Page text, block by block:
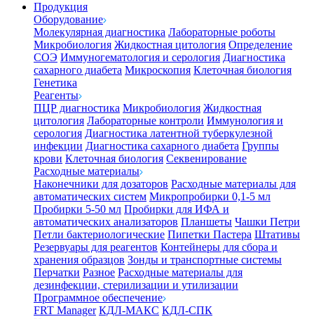
Продукция
Оборудование
Молекулярная диагностика Лабораторные роботы
Микробиология Жидкостная цитология Определение
СОЭ Иммуногематология и серология Диагностика
сахарного диабета Микроскопия Клеточная биология
Генетика
Реагенты
ПЦР диагностика Микробиология Жидкостная
цитология Лабораторные контроли Иммунология и
серология Диагностика латентной туберкулезной
инфекции Диагностика сахарного диабета Группы
крови Клеточная биология Секвенирование
Расходные материалы
Наконечники для дозаторов Расходные материалы для
автоматических систем Микропробирки 0,1-5 мл
Пробирки 5-50 мл Пробирки для ИФА и
автоматических анализаторов Планшеты Чашки Петри
Петли бактериологические Пипетки Пастера Штативы
Резервуары для реагентов Контейнеры для сбора и
хранения образцов Зонды и транспортные системы
Перчатки Разное Расходные материалы для
дезинфекции, стерилизации и утилизации
Программное обеспечение
FRT Manager КДЛ-МАКС КДЛ-СПК